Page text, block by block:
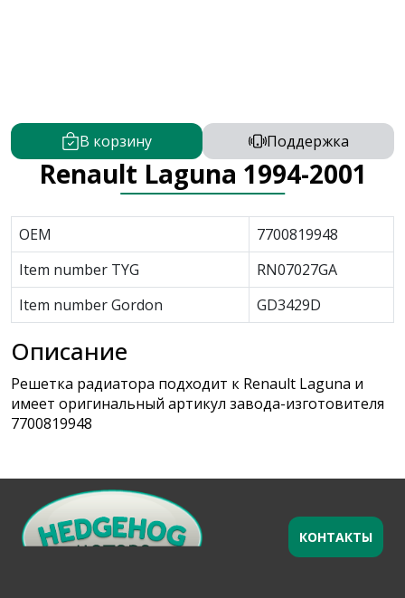
В корзину Поддержка
Renault Laguna 1994-2001
OEM
7700819948
Item number TYG
RN07027GA
Item number Gordon
GD3429D
Описание
Решетка радиатора подходит к Renault Laguna и
имеет оригинальный артикул завода-изготовителя
7700819948
Оставьте заявку ×
КОНТАКТЫ